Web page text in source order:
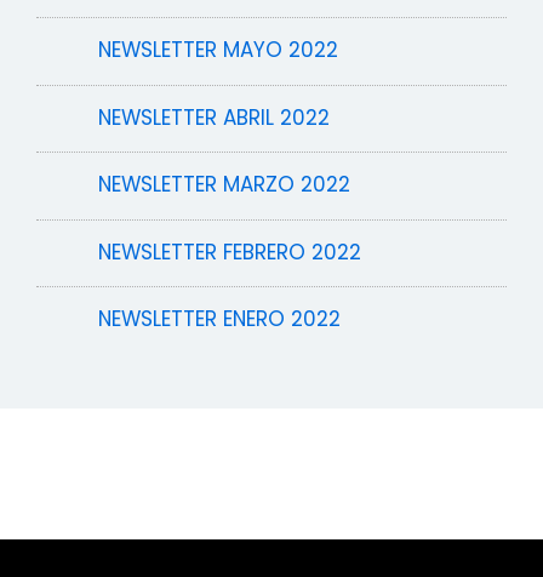
NEWSLETTER MAYO 2022
NEWSLETTER ABRIL 2022
NEWSLETTER MARZO 2022
NEWSLETTER FEBRERO 2022
NEWSLETTER ENERO 2022